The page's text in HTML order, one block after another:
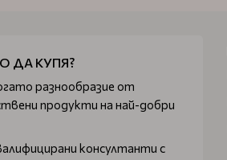
ДА КУПЯ?
разнообразие от
продукти на най-добри
консултанти с